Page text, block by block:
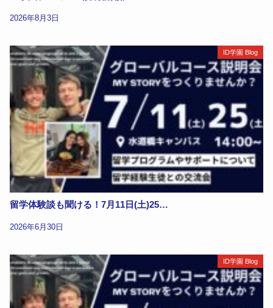
2026年8月3日
ID学園 Blog
留学体験談も聞ける！7月11日(土)25…
2026年6月30日
ID学園 Blog